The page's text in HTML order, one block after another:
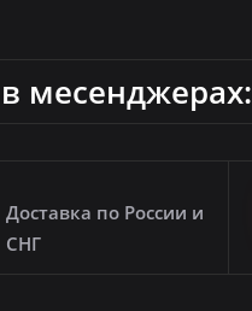
месенджерах:
Доставка по России и
СНГ